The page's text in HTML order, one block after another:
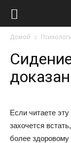
Домой
Если читаете
захочется
более здоровому